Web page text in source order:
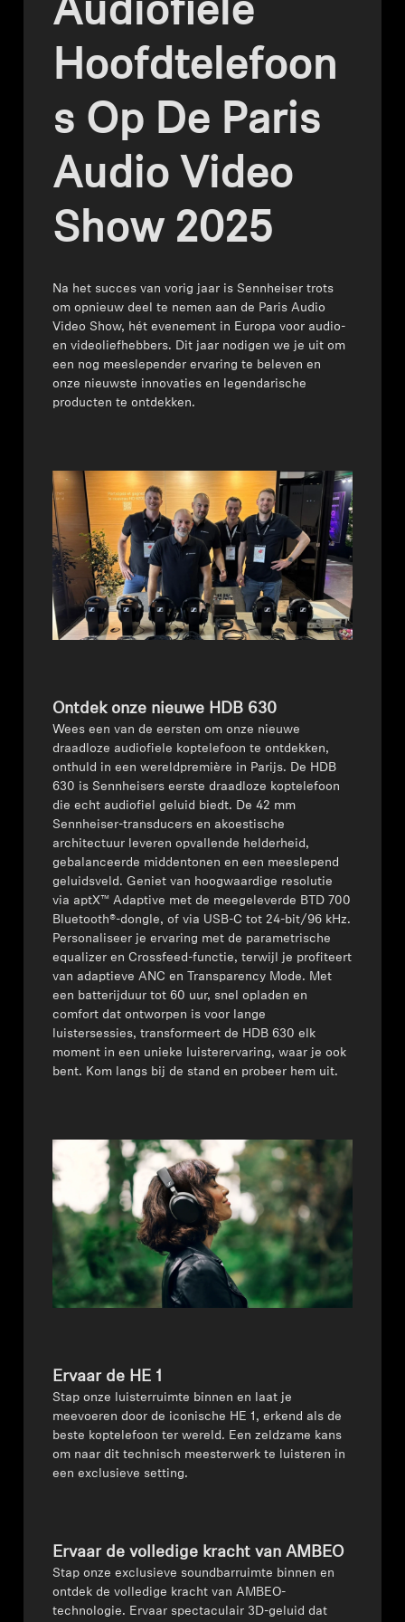
Gehoor per categorie
Gehoorbronnen
Originele gehooronderdelengehoor en accessoires
Soundbars
AMBEO soundbars en Subs
AMBEO-onderdelen en accessoires
Ontdekken
Over ons
Sound Space
Professioneel
Audiofiele
Hoofdtelefoon
S Op De Paris
Audio Video
Show 2025
Na het succes van vorig jaar is Sennheiser trots
om opnieuw deel te nemen aan de Paris Audio
Video Show, hét evenement in Europa voor audio-
en videoliefhebbers. Dit jaar nodigen we je uit om
een nog meeslepender ervaring te beleven en
onze nieuwste innovaties en legendarische
producten te ontdekken.
Ontdek onze nieuwe HDB 630
Wees een van de eersten om onze nieuwe
draadloze audiofiele koptelefoon te ontdekken,
onthuld in een wereldpremière in Parijs. De HDB
630 is Sennheisers eerste draadloze koptelefoon
die echt audiofiel geluid biedt. De 42 mm
Sennheiser-transducers en akoestische
architectuur leveren opvallende helderheid,
gebalanceerde middentonen en een meeslepend
geluidsveld. Geniet van hoogwaardige resolutie
via aptX™ Adaptive met de meegeleverde BTD 700
Bluetooth®-dongle, of via USB-C tot 24-bit/96 kHz.
Personaliseer je ervaring met de parametrische
equalizer en Crossfeed-functie, terwijl je profiteert
van adaptieve ANC en Transparency Mode. Met
een batterijduur tot 60 uur, snel opladen en
comfort dat ontworpen is voor lange
luistersessies, transformeert de HDB 630 elk
moment in een unieke luisterervaring, waar je ook
bent. Kom langs bij de stand en probeer hem uit.
Ervaar de HE 1
Stap onze luisterruimte binnen en laat je
meevoeren door de iconische HE 1, erkend als de
beste koptelefoon ter wereld. Een zeldzame kans
om naar dit technisch meesterwerk te luisteren in
een exclusieve setting.
Ervaar de volledige kracht van AMBEO
Stap onze exclusieve soundbarruimte binnen en
ontdek de volledige kracht van AMBEO-
technologie. Ervaar spectaculair 3D-geluid dat